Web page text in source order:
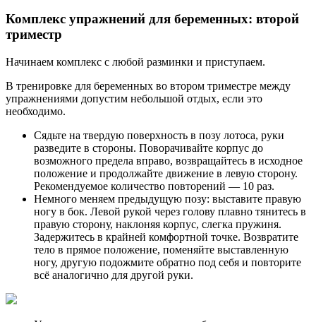
Комплекс упражнений для беременных: второй
триместр
Начинаем комплекс с любой разминки и приступаем.
В тренировке для беременных во втором триместре между
упражнениями допустим небольшой отдых, если это
необходимо.
Сядьте на твердую поверхность в позу лотоса, руки
разведите в стороны. Поворачивайте корпус до
возможного предела вправо, возвращайтесь в исходное
положение и продолжайте движение в левую сторону.
Рекомендуемое количество повторений — 10 раз.
Немного меняем предыдущую позу: выставите правую
ногу в бок. Левой рукой через голову плавно тянитесь в
правую сторону, наклоняя корпус, слегка пружиня.
Задержитесь в крайней комфортной точке. Возвратите
тело в прямое положение, поменяйте выставленную
ногу, другую подожмите обратно под себя и повторите
всё аналогично для другой руки.